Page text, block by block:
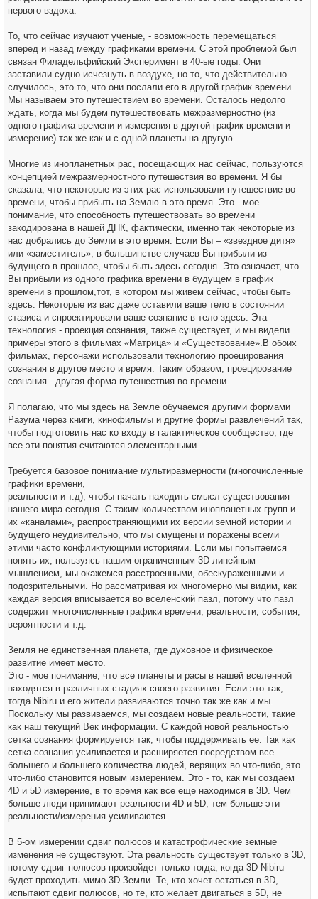
первого вздоха.
То, что сейчас изучают ученые, - возможность перемещаться
вперед и назад между графиками времени. С этой проблемой был
связан Филадельфийский Эксперимент в 40-ые годы. Они
заставили судно исчезнуть в воздухе, но то, что действительно
случилось, это то, что они послали его в другой график времени.
Мы называем это путешествием во времени. Осталось недолго
ждать, когда мы будем путешествовать межразмерностно (из
одного графика времени и измерения в другой график времени и
измерение) так же как и с одной планеты на другую.
Многие из инопланетных рас, посещающих нас сейчас, пользуются
концепцией межразмерностного путешествия во времени. Я бы
сказала, что некоторые из этих рас использовали путешествие во
времени, чтобы прибыть на Землю в это время. Это - мое
понимание, что способность путешествовать во времени
закодирована в нашей ДНК, фактически, именно так некоторые из
нас добрались до Земли в это время. Если Вы – «звездное дитя»
или «заместитель», в большинстве случаев Вы прибыли из
будущего в прошлое, чтобы быть здесь сегодня. Это означает, что
Вы прибыли из одного графика времени в будущем в график
времени в прошлом,тот, в котором мы живем сейчас, чтобы быть
здесь. Некоторые из вас даже оставили ваше тело в состоянии
стазиса и спроектировали ваше сознание в тело здесь. Эта
технология - проекция сознания, также существует, и мы видели
примеры этого в фильмах «Матрица» и «Существование».В обоих
фильмах, персонажи использовали технологию проецирования
сознания в другое место и время. Таким образом, проецирование
сознания - другая форма путешествия во времени.
Я полагаю, что мы здесь на Земле обучаемся другими формами
Разума через книги, кинофильмы и другие формы развлечений так,
чтобы подготовить нас ко входу в галактическое сообщество, где
все эти понятия считаются элементарными.
Требуется базовое понимание мультиразмерности (многочисленные
графики времени,
реальности и т.д), чтобы начать находить смысл существования
нашего мира сегодня. С таким количеством инопланетных групп и
их «каналами», распространяющими их версии земной истории и
будущего неудивительно, что мы смущены и поражены всеми
этими часто конфликтующими историями. Если мы попытаемся
понять их, пользуясь нашим ограниченным 3D линейным
мышлением, мы окажемся расстроенными, обескураженными и
подозрительными. Но рассматривая их многомерно мы видим, как
каждая версия вписывается во вселенский пазл, потому что пазл
содержит многочисленные графики времени, реальности, события,
вероятности и т.д.
Земля не единственная планета, где духовное и физическое
развитие имеет место.
Это - мое понимание, что все планеты и расы в нашей вселенной
находятся в различных стадиях своего развития. Если это так,
тогда Nibiru и его жители развиваются точно так же как и мы.
Поскольку мы развиваемся, мы создаем новые реальности, такие
как наш текущий Век информации. С каждой новой реальностью
сетка сознания формируется так, чтобы поддерживать ее. Так как
сетка сознания усиливается и расширяется посредством все
большего и большего количества людей, верящих во что-либо, это
что-либо становится новым измерением. Это - то, как мы создаем
4D и 5D измерение, в то время как все еще находимся в 3D. Чем
больше люди принимают реальности 4D и 5D, тем больше эти
реальности/измерения усиливаются.
В 5-ом измерении сдвиг полюсов и катастрофические земные
изменения не существуют. Эта реальность существует только в 3D,
потому сдвиг полюсов произойдет только тогда, когда 3D Nibiru
будет проходить мимо 3D Земли. Те, кто хочет остаться в 3D,
испытают сдвиг полюсов, но те, кто желает двигаться в 5D, не